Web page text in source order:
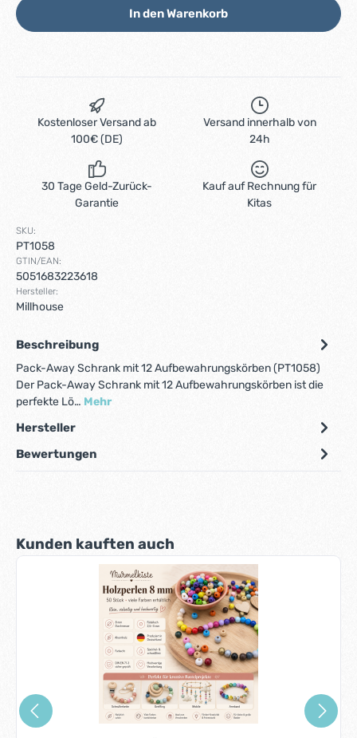
In den Warenkorb
Kostenloser Versand ab
100€ (DE)
Versand innerhalb von
24h
30 Tage Geld-Zurück-
Garantie
Kauf auf Rechnung für
Kitas
SKU:
PT1058
GTIN/EAN:
5051683223618
Hersteller:
Millhouse
Beschreibung
Pack-Away Schrank mit 12 Aufbewahrungskörben (PT1058)
Der Pack-Away Schrank mit 12 Aufbewahrungskörben ist die
perfekte Lö… Mehr
Hersteller
Bewertungen
Produktgalerie überspringen
Kunden kauften auch